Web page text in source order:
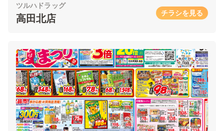
ツルハドラッグ
高田北店 チラシを見る